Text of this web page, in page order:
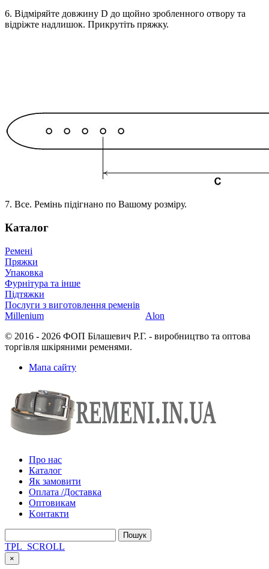
6. Відміряйте довжину D до щойно зробленного отвору та
відріжте надлишок. Прикрутіть пряжку.
7. Все. Ремінь підігнано по Вашому розміру.
Каталог
Ремені
Пряжки
Упаковка
Фурнітура та інше
Підтяжки
Послуги з виготовлення ременів
Millenium
Alon
© 2016 - 2026 ФОП Білашевич Р.Г. - виробництво та оптова
торгівля шкіряними ременями.
Мапа сайту
Про нас
Каталог
Як замовити
Оплата /Доставка
Оптовикам
Kонтакти
TPL_SCROLL
×